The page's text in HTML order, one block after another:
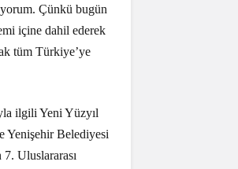
Çünkü bugün
içine dahil ederek
tüm Türkiye’ye
ilgili Yeni Yüzyıl
Yenişehir Belediyesi
Uluslararası